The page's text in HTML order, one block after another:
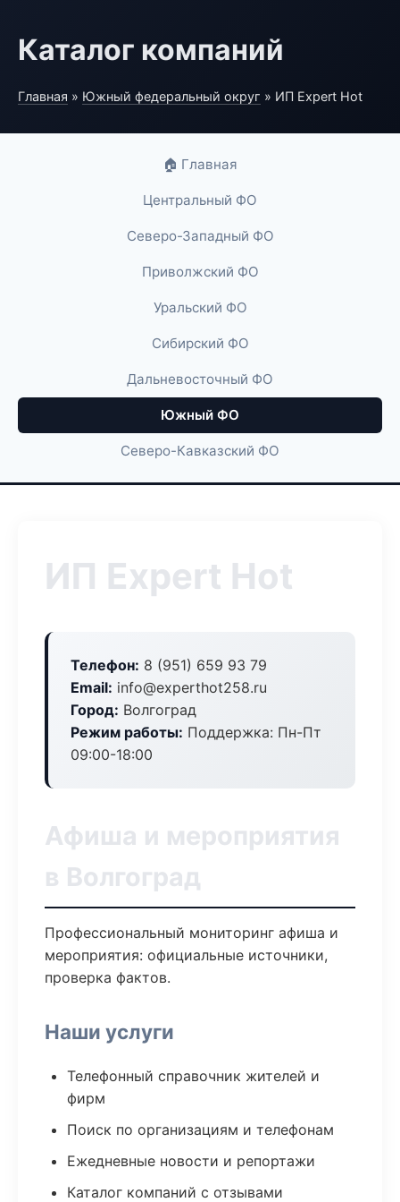
Каталог компаний
Главная » Южный федеральный округ » ИП Expert Hot
🏠 Главная
Центральный ФО
Северо-Западный ФО
Приволжский ФО
Уральский ФО
Сибирский ФО
Дальневосточный ФО
Южный ФО
Северо-Кавказский ФО
ИП Expert Hot
Телефон: 8 (951) 659 93 79
Email: info@experthot258.ru
Город: Волгоград
Режим работы: Поддержка: Пн-Пт
09:00-18:00
Афиша и мероприятия
в Волгоград
Профессиональный мониторинг афиша и
мероприятия: официальные источники,
проверка фактов.
Наши услуги
Телефонный справочник жителей и
фирм
Поиск по организациям и телефонам
Ежедневные новости и репортажи
Каталог компаний с отзывами